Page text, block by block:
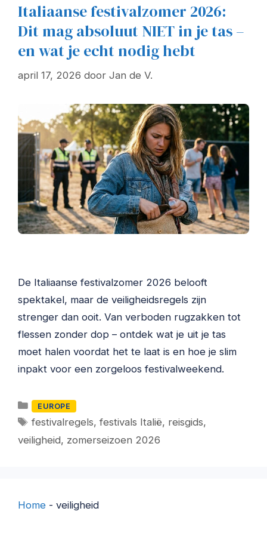
Italiaanse festivalzomer 2026:
Dit mag absoluut NIET in je tas –
en wat je echt nodig hebt
april 17, 2026 door Jan de V.
De Italiaanse festivalzomer 2026 belooft
spektakel, maar de veiligheidsregels zijn
strenger dan ooit. Van verboden rugzakken tot
flessen zonder dop – ontdek wat je uit je tas
moet halen voordat het te laat is en hoe je slim
inpakt voor een zorgeloos festivalweekend.
Categorieën
EUROPE
Tags
festivalregels,festivals Italië, reisgids,
veiligheid, zomerseizoen 2026
Home - veiligheid